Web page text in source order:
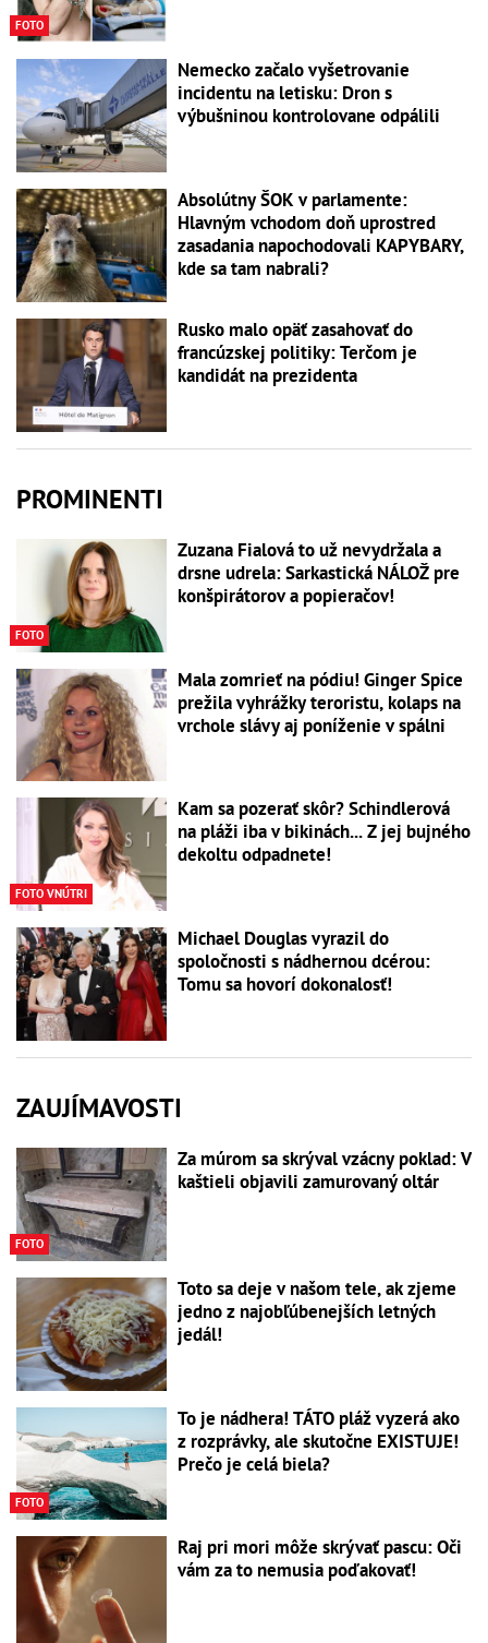
FOTO
Nemecko začalo vyšetrovanie
incidentu na letisku: Dron s
výbušninou kontrolovane odpálili
Absolútny ŠOK v parlamente:
Hlavným vchodom doň uprostred
zasadania napochodovali KAPYBARY,
kde sa tam nabrali?
Rusko malo opäť zasahovať do
francúzskej politiky: Terčom je
kandidát na prezidenta
PROMINENTI
FOTO
Zuzana Fialová to už nevydržala a
drsne udrela: Sarkastická NÁLOŽ pre
konšpirátorov a popieračov!
Mala zomrieť na pódiu! Ginger Spice
prežila vyhrážky teroristu, kolaps na
vrchole slávy aj poníženie v spálni
FOTO VNÚTRI
Kam sa pozerať skôr? Schindlerová
na pláži iba v bikinách... Z jej bujného
dekoltu odpadnete!
Michael Douglas vyrazil do
spoločnosti s nádhernou dcérou:
Tomu sa hovorí dokonalosť!
ZAUJÍMAVOSTI
FOTO
Za múrom sa skrýval vzácny poklad: V
kaštieli objavili zamurovaný oltár
Toto sa deje v našom tele, ak zjeme
jedno z najobľúbenejších letných
jedál!
FOTO
To je nádhera! TÁTO pláž vyzerá ako
z rozprávky, ale skutočne EXISTUJE!
Prečo je celá biela?
Raj pri mori môže skrývať pascu: Oči
vám za to nemusia poďakovať!